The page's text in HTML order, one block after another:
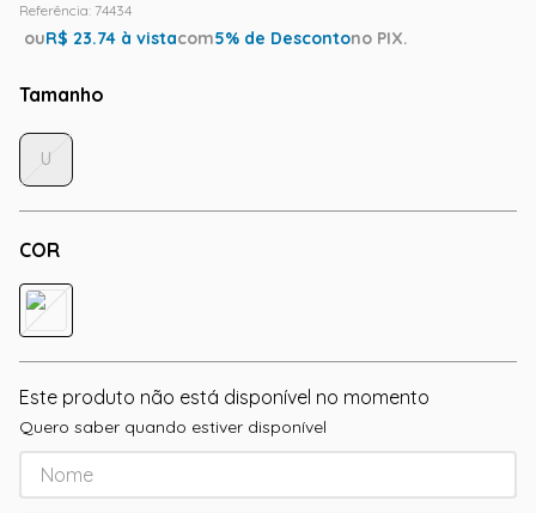
Referência: 74434
ouR$ 23.74 à vistacom5% de Descontono PIX.
Tamanho
COR
U
Este produto não está disponível no momento
Quero saber quando estiver disponível